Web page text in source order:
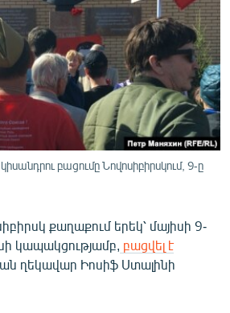
բացումը Նովոսիբիրսկում, 9-ը
քաղաքում երեկ՝ մայիսի 9-
կապակցությամբ, բացվել է
ղեկավար Իոսիֆ Ստալինի